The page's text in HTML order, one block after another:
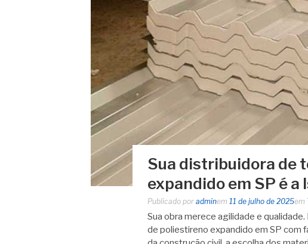
Sua distribuidora de
expandido em SP é a
Publicado por adminem 11 de julho de 2025em
Sua obra merece agilidade e
de poliestireno expandido em SP com